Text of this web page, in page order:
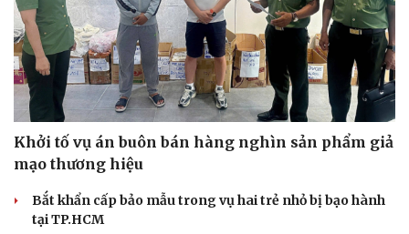
Khởi tố vụ án buôn bán hàng nghìn sản phẩm giả
mạo thương hiệu
Bắt khẩn cấp bảo mẫu trong vụ hai trẻ nhỏ bị bạo hành
tại TP.HCM